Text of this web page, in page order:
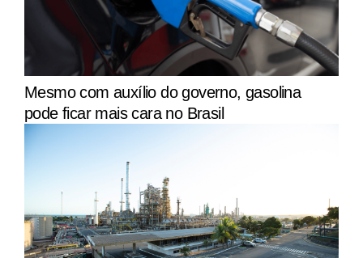
Mesmo com auxílio do governo, gasolina
pode ficar mais cara no Brasil